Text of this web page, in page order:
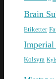
Brain
Etiketter
Imperial
Kolsyra